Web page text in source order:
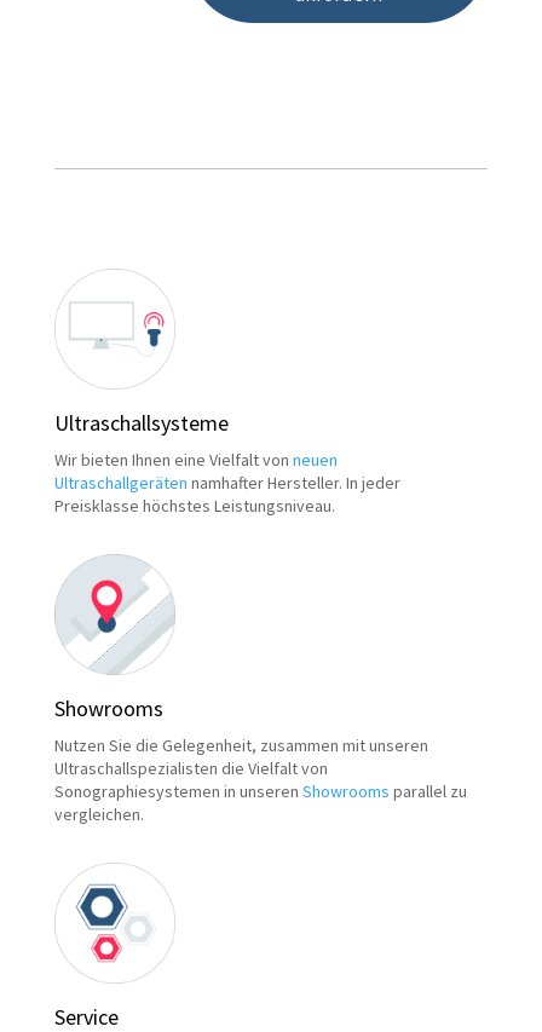
Ultraschallsysteme
Wir bieten Ihnen eine Vielfalt von neuen
Ultraschallgeräten namhafter Hersteller. In jeder
Preisklasse höchstes Leistungsniveau.
Showrooms
Nutzen Sie die Gelegenheit, zusammen mit unseren
Ultraschallspezialisten die Vielfalt von
Sonographiesystemen in unseren Showrooms parallel zu
vergleichen.
Service